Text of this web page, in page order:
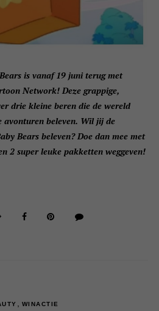
is vanaf 19 juni terug met
Network! Deze grappige,
drie kleine beren die de wereld
beleven. Wil jij de
Bears beleven? Doe dan mee met
2 super leuke pakketten weggeven!
WINACTIE